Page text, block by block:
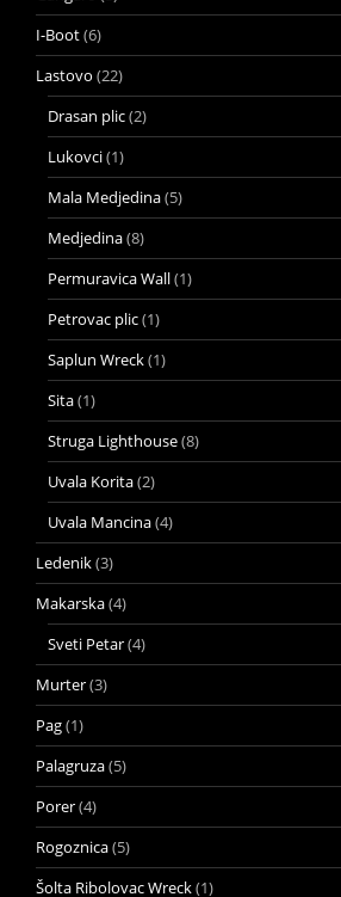
I-Boot(6)
Lastovo (22)
Drasan plic(2)
Lukovci(1)
Mala Medjedina(5)
Medjedina(8)
Permuravica Wall(1)
Petrovac plic(1)
Saplun Wreck(1)
Sita(1)
Struga Lighthouse(8)
Uvala Korita(2)
Uvala Mancina(4)
Ledenik(3)
Makarska(4)
Sveti Petar(4)
Murter(3)
Pag(1)
Palagruza(5)
Porer(4)
Rogoznica(5)
Šolta Ribolovac Wreck(1)